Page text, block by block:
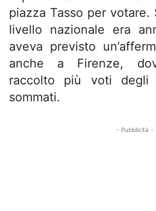
piazza Tasso per votare.
livello nazionale era
aveva previsto
anche a Firenze,
raccolto più voti degli
sommati.
- Pubblicità -